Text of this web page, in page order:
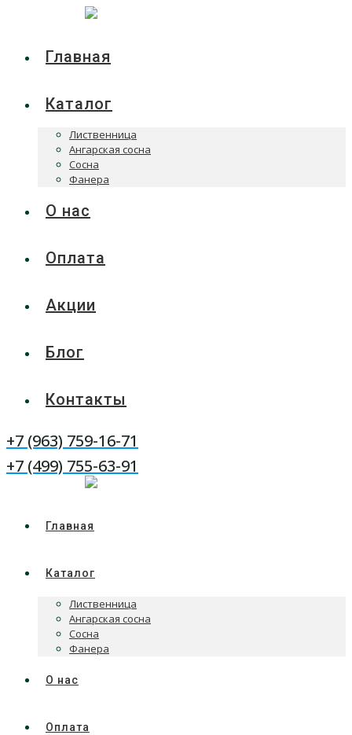
Главная
Каталог
Лиственница
Ангарская сосна
Сосна
Фанера
О нас
Оплата
Акции
Блог
Контакты
Telegram
WhatsApp
+7 (963) 759-16-71
+7 (499) 755-63-91
Главная
Каталог
Лиственница
Ангарская сосна
Сосна
Фанера
О нас
Оплата